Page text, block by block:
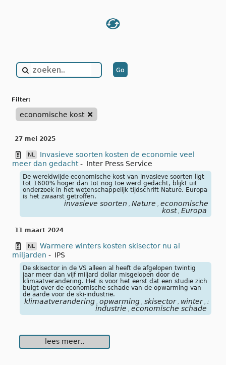
filter:
economische kost
27 mei 2025
NL
Invasieve soorten kosten de economie veel
meer dan gedacht- Inter Press Service
De wereldwijde economische kost van invasieve soorten ligt
tot 1600% hoger dan tot nog toe werd gedacht, blijkt uit
onderzoek in het wetenschappelijk tijdschrift Nature. Europa
is het zwaarst getroffen.
invasieve soorten Nature
economische
kost Europa
11 maart 2024
NL
Warmere winters kosten skisector nu al
miljarden - IPS
De skisector in de VS alleen al heeft de afgelopen twintig
jaar meer dan vijf miljard dollar misgelopen door de
klimaatverandering. Het is voor het eerst dat een studie zich
buigt over de economische schade van de opwarming van
de aarde voor de ski-industrie.
klimaatverandering opwarming skisector winter ski-
industrie
economische schade
lees meer..